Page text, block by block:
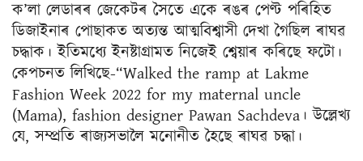
ক’লা লেডাৰৰ জেকেটৰ সৈতে একে ৰঙৰ পেণ্ট পৰিহিত
ডিজাইনাৰ পোছাকত অত্যন্ত আত্মবিশ্বাসী দেখা গৈছিল ৰাঘৱ
চদ্ধাক। ইতিমধ্যে ইনষ্টাগ্ৰামত নিজেই শ্বেয়াৰ কৰিছে ফটো।
কেপচনত লিখিছে-“Walked the ramp at Lakme
Fashion Week 2022 for my maternal uncle
(Mama), fashion designer Pawan Sachdeva। উল্লেখ্য
যে, সম্প্ৰতি ৰাজ্যসভালৈ মনোনীত হৈছে ৰাঘৱ চদ্ধা।